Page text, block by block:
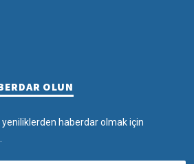
OLUN
haberdar olmak için